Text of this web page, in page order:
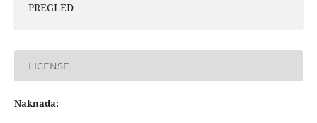
PREGLED
LICENSE
Naknada: